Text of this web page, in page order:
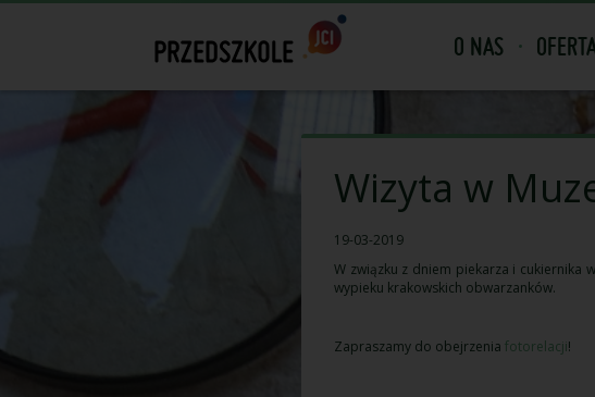
O NAS
Wizyta w
19-03-2019
W związku z dniem piekarza i cukiernika
wypieku krakowskich obwarzanków.
Zapraszamy do obejrzenia fotorelacji!